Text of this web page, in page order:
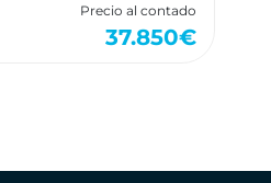
Precio al contado
37.850€